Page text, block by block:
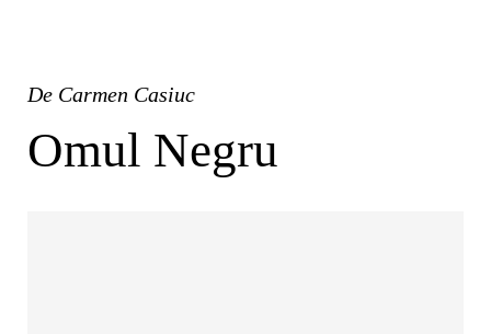
De Carmen Casiuc
Omul Negru